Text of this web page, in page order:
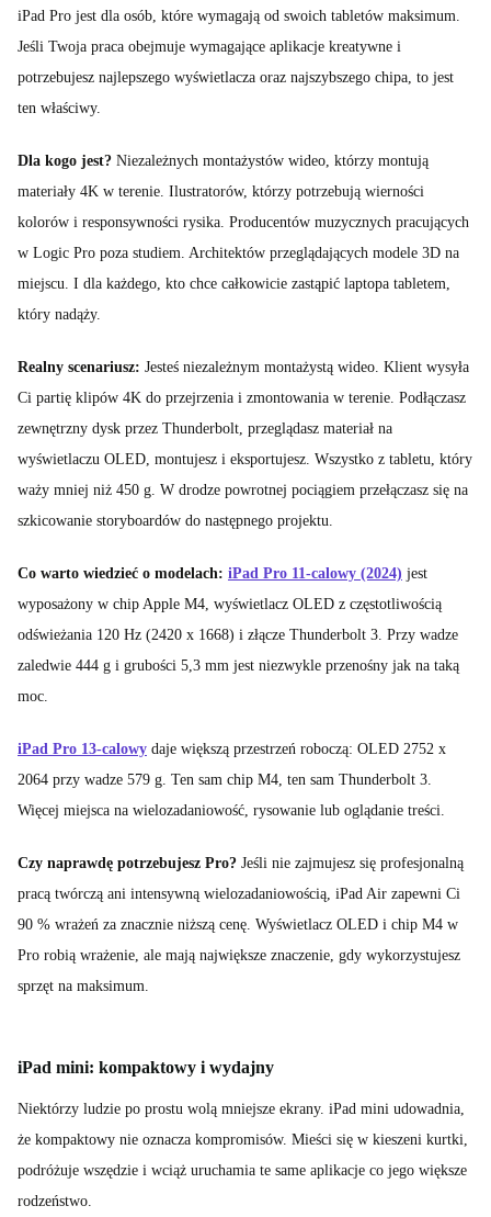
iPad Pro jest dla osób, które wymagają od swoich tabletów maksimum.
Jeśli Twoja praca obejmuje wymagające aplikacje kreatywne i
potrzebujesz najlepszego wyświetlacza oraz najszybszego chipa, to jest
ten właściwy.
Dla kogo jest? Niezależnych montażystów wideo, którzy montują
materiały 4K w terenie. Ilustratorów, którzy potrzebują wierności
kolorów i responsywności rysika. Producentów muzycznych pracujących
w Logic Pro poza studiem. Architektów przeglądających modele 3D na
miejscu. I dla każdego, kto chce całkowicie zastąpić laptopa tabletem,
który nadąży.
Realny scenariusz: Jesteś niezależnym montażystą wideo. Klient wysyła
Ci partię klipów 4K do przejrzenia i zmontowania w terenie. Podłączasz
zewnętrzny dysk przez Thunderbolt, przeglądasz materiał na
wyświetlaczu OLED, montujesz i eksportujesz. Wszystko z tabletu, który
waży mniej niż 450 g. W drodze powrotnej pociągiem przełączasz się na
szkicowanie storyboardów do następnego projektu.
Co warto wiedzieć o modelach: iPad Pro 11-calowy (2024) jest
wyposażony w chip Apple M4, wyświetlacz OLED z częstotliwością
odświeżania 120 Hz (2420 x 1668) i złącze Thunderbolt 3. Przy wadze
zaledwie 444 g i grubości 5,3 mm jest niezwykle przenośny jak na taką
moc.
iPad Pro 13-calowy daje większą przestrzeń roboczą: OLED 2752 x
2064 przy wadze 579 g. Ten sam chip M4, ten sam Thunderbolt 3.
Więcej miejsca na wielozadaniowość, rysowanie lub oglądanie treści.
Czy naprawdę potrzebujesz Pro? Jeśli nie zajmujesz się profesjonalną
pracą twórczą ani intensywną wielozadaniowością, iPad Air zapewni Ci
90 % wrażeń za znacznie niższą cenę. Wyświetlacz OLED i chip M4 w
Pro robią wrażenie, ale mają największe znaczenie, gdy wykorzystujesz
sprzęt na maksimum.
iPad mini: kompaktowy i wydajny
Niektórzy ludzie po prostu wolą mniejsze ekrany. iPad mini udowadnia,
że kompaktowy nie oznacza kompromisów. Mieści się w kieszeni kurtki,
podróżuje wszędzie i wciąż uruchamia te same aplikacje co jego większe
rodzeństwo.